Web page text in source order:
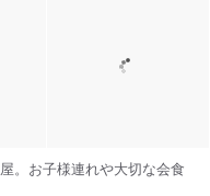
。お子様連れや大切な会食